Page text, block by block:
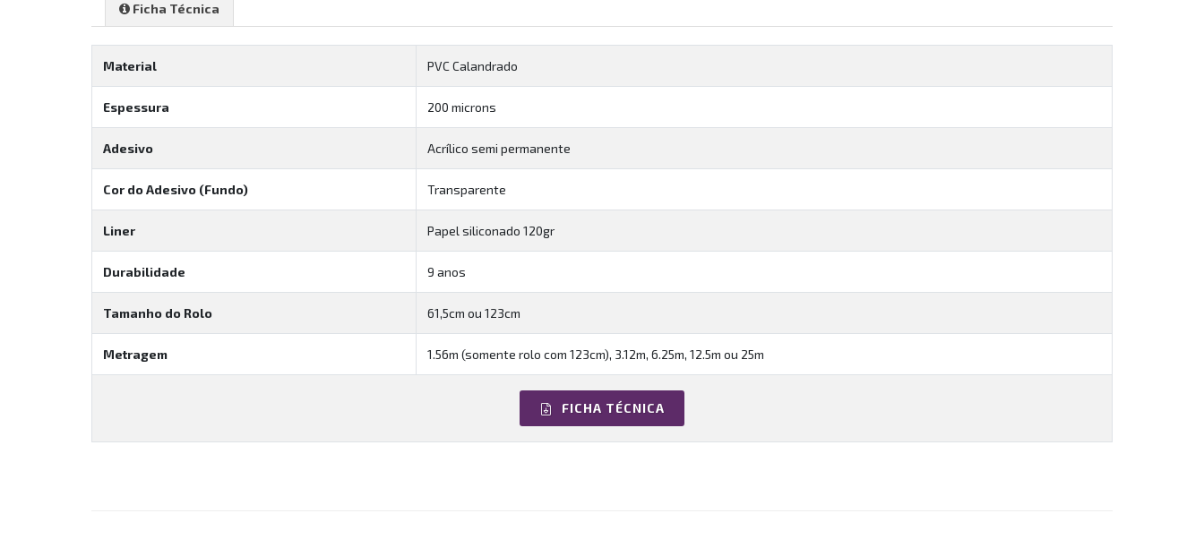
Ficha Técnica
Material PVC Calandrado
Espessura 200 microns
Adesivo Acrílico semi permanente
Cor do Adesivo (Fundo) Transparente
Liner Papel siliconado 120gr
Durabilidade 9 anos
Tamanho do Rolo 61,5cm ou 123cm
Metragem 1.56m (somente rolo com 123cm), 3.12m, 6.25m, 12.5m ou 25m
FICHA TÉCNICA